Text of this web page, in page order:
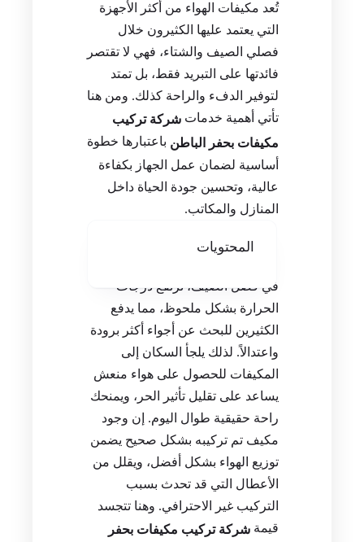
تُعد مكيفات الهواء من أكثر الأجهزة
التي يعتمد عليها الكثيرون خلال
فصلي الصيف والشتاء، فهي لا تقتصر
فائدتها على التبريد فقط، بل تمتد
لتوفير الدفء والراحة كذلك. ومن هنا
تأتي أهمية خدمات شركة تركيب
مكيفات بحفر الباطن باعتبارها خطوة
أساسية لضمان عمل الجهاز بكفاءة
عالية، وتحسين جودة الحياة داخل
المنازل والمكاتب.
المحتويات
في فصل الصيف، ترتفع درجات
الحرارة بشكل ملحوظ، مما يدفع
الكثيرين للبحث عن أجواء أكثر برودة
واعتدالاً. لذلك يلجأ السكان إلى
المكيفات للحصول على هواء منعش
يساعد على تقليل تأثير الحر، ويمنحك
راحة حقيقية طوال اليوم. إن وجود
مكيف تم تركيبه بشكل صحيح يضمن
توزيع الهواء بشكل أفضل، ويقلل من
الأعطال التي قد تحدث بسبب
التركيب غير الاحترافي. وهنا تتجسد
قيمة شركة تركيب مكيفات بحفر